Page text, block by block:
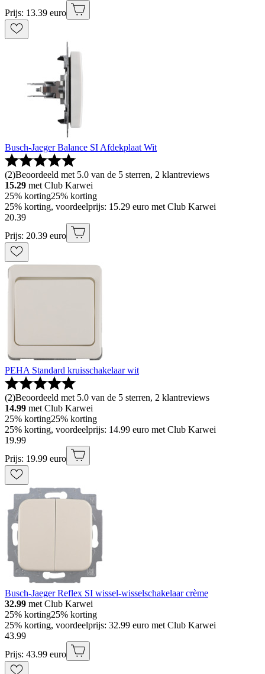
Prijs: 13.39 euro
Busch-Jaeger Balance SI Afdekplaat Wit
(2)Beoordeeld met 5.0 van de 5 sterren, 2 klantreviews
15.29 met Club Karwei
25% korting25% korting
25% korting, voordeelprijs: 15.29 euro met Club Karwei
20.39
Prijs: 20.39 euro
PEHA Standard kruisschakelaar wit
(2)Beoordeeld met 5.0 van de 5 sterren, 2 klantreviews
14.99 met Club Karwei
25% korting25% korting
25% korting, voordeelprijs: 14.99 euro met Club Karwei
19.99
Prijs: 19.99 euro
Busch-Jaeger Reflex SI wissel-wisselschakelaar crème
32.99 met Club Karwei
25% korting25% korting
25% korting, voordeelprijs: 32.99 euro met Club Karwei
43.99
Prijs: 43.99 euro